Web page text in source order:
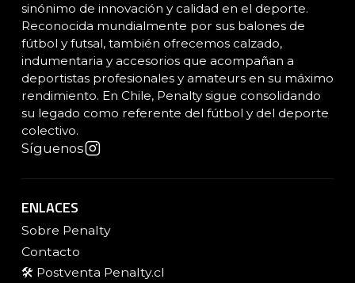
sinónimo de innovación y calidad en el deporte.
Reconocida mundialmente por sus balones de
fútbol y futsal, también ofrecemos calzado,
indumentaria y accesorios que acompañan a
deportistas profesionales y amateurs en su máximo
rendimiento. En Chile, Penalty sigue consolidando
su legado como referente del fútbol y del deporte
colectivo.
Síguenos
ENLACES
Sobre Penalty
Contacto
🛠️ Postventa Penalty.cl